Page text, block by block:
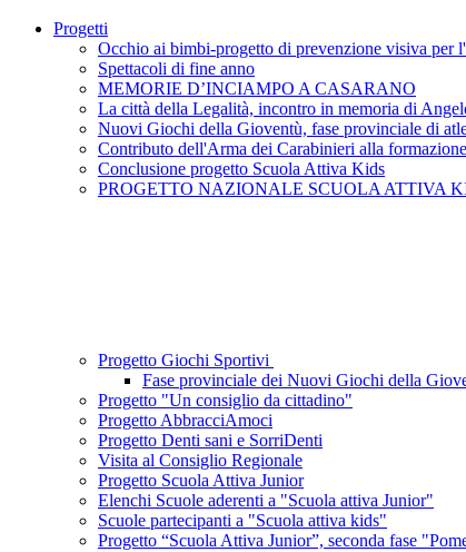
Progetti
Occhio ai bimbi-progetto di prevenzione visiva per
Spettacoli di fine anno
MEMORIE D’INCIAMPO A CASARANO
La città della Legalità, incontro in memoria di
Nuovi Giochi della Gioventù, fase provinciale di
Contributo dell'Arma dei Carabinieri alla
Conclusione progetto Scuola Attiva Kids
PROGETTO NAZIONALE SCUOLA ATTIVA
Progetto Giochi Sportivi
Fase provinciale dei Nuovi Giochi della
Progetto "Un consiglio da cittadino"
Progetto AbbracciAmoci
Progetto Denti sani e SorriDenti
Visita al Consiglio Regionale
Progetto Scuola Attiva Junior
Elenchi Scuole aderenti a "Scuola attiva Junior"
Scuole partecipanti a "Scuola attiva kids"
Progetto “Scuola Attiva Junior”, seconda fase